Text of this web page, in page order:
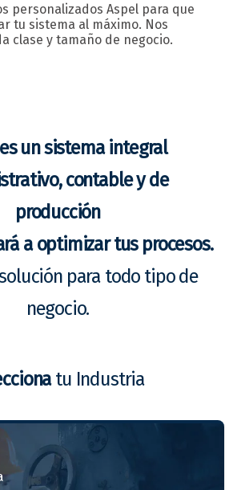
personalizados Aspel para que
tu sistema al máximo. Nos
clase y tamaño de negocio.
es un sistema integral
contable y de
producción
a optimizar tus procesos.
para todo tipo de
negocio.
tu Industria